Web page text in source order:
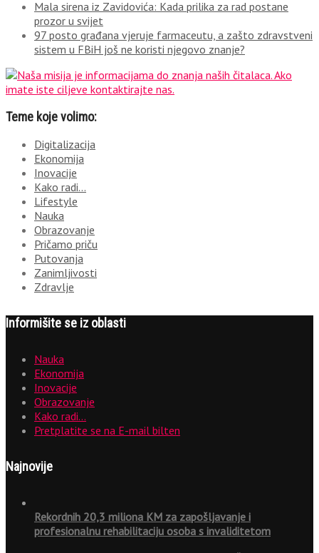
Mala sirena iz Zavidovića: Kada prilika za rad postane
prozor u svijet
97 posto građana vjeruje farmaceutu, a zašto zdravstveni
sistem u FBiH još ne koristi njegovo znanje?
Teme koje volimo:
Digitalizacija
Ekonomija
Inovacije
Kako radi…
Lifestyle
Nauka
Obrazovanje
Pričamo priču
Putovanja
Zanimljivosti
Zdravlje
Informišite se iz oblasti
Nauka
Ekonomija
Inovacije
Obrazovanje
Kako radi…
Pretplatite se na E-mail bilten
Najnovije
Rekordnih 20,3 miliona KM za zapošljavanje i
profesionalnu rehabilitaciju osoba s invaliditetom